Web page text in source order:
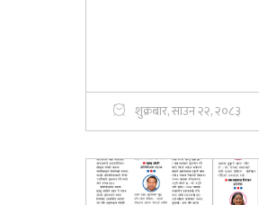
शुक्रबार, साउन २२, २०८३